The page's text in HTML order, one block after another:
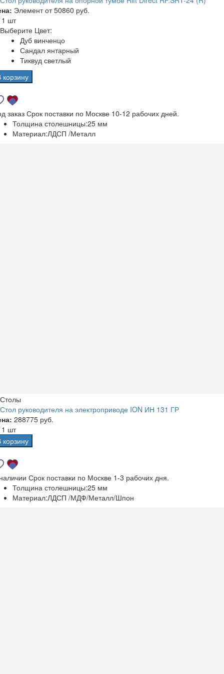
Элемент от 50860 руб.
1 шт
Выберите Цвет:
Дуб винченцо
Сандал янтарный
Тиквуд светлый
корзину
заказ Срок поставки по Москве 10-12 рабочих дней.
Толщина столешницы:25 мм
Материал:ЛДСП /Металл
Столы
Стол руководителя на электроприводе ION ИН 131 ГР
288775 руб.
1 шт
корзину
Срок поставки по Москве 1-3 рабочих дня.
Толщина столешницы:25 мм
Материал:ЛДСП /МДФ/Металл/Шпон